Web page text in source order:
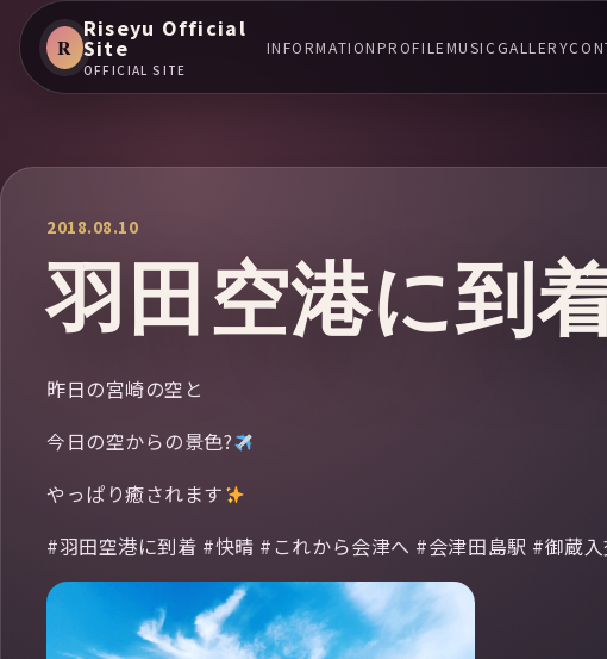
R
Riseyu Official
Site
OFFICIAL SITE
INFORMATIONPROFILEMUSIC GALLERY
2018.08.10
羽田空港に到
昨日の宮崎の空と
今日の空からの景色?
やっぱり癒されます
#羽田空港に到着 #快晴 #これから会津へ #会津田島駅 #御蔵